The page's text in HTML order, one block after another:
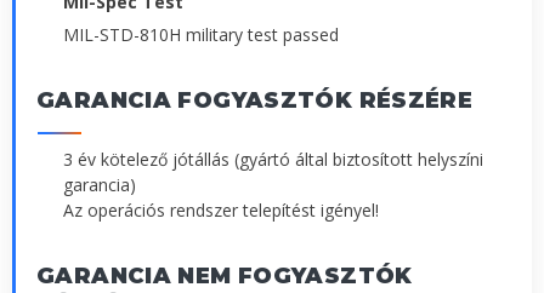
MIL-STD-810H military test passed
GARANCIA FOGYASZTÓK RÉSZÉRE
3 év kötelező jótállás (gyártó által biztosított helyszíni
garancia)
Az operációs rendszer telepítést igényel!
GARANCIA NEM FOGYASZTÓK